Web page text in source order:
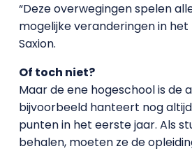
“Deze overwegingen spelen
mogelijke veranderingen in het
Saxion.
Of toch niet?
Maar de ene hogeschool is de
bijvoorbeeld hanteert nog
punten in het eerste jaar. Als
behalen, moeten ze de